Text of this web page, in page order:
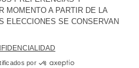
€ 50
€ 25
€ 17,50